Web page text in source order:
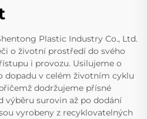
Plastic Industry Co., Ltd.
o životní prostředí do svého
i provozu. Usilujeme o
dopadu v celém životním cyklu
dodržujeme přísné
surovin až po dodání
vyrobeny z recyklovatelných